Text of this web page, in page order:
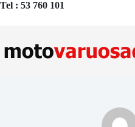
Skip
Tel : 53 760 101